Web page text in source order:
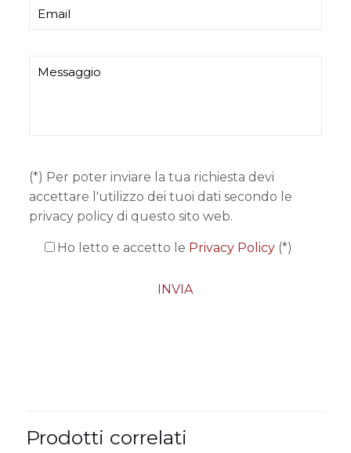
(*) Per poter inviare la tua richiesta devi
accettare l'utilizzo dei tuoi dati secondo le
privacy policy di questo sito web.
Ho letto e accetto le Privacy Policy(*)
Prodotti correlati